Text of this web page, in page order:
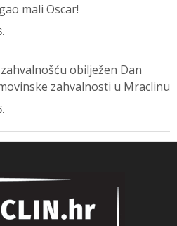
mali Oscar!
obilježen Dan
zahvalnosti u Mraclinu